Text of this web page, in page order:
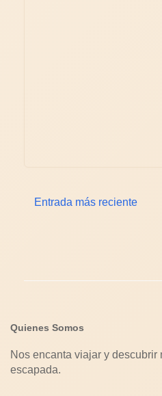
Entrada más reciente
Quienes Somos
Nos encanta viajar y
escapada.